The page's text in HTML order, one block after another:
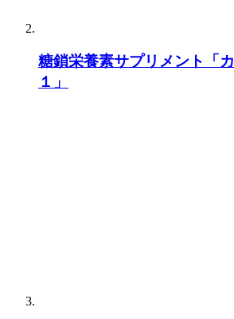
糖鎖栄養素サプリメント「
１」